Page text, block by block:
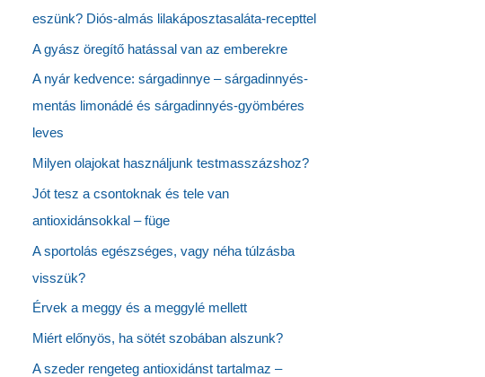
eszünk? Diós-almás lilakáposztasaláta-recepttel
A gyász öregítő hatással van az emberekre
A nyár kedvence: sárgadinnye – sárgadinnyés-
mentás limonádé és sárgadinnyés-gyömbéres
leves
Milyen olajokat használjunk testmasszázshoz?
Jót tesz a csontoknak és tele van
antioxidánsokkal – füge
A sportolás egészséges, vagy néha túlzásba
visszük?
Érvek a meggy és a meggylé mellett
Miért előnyös, ha sötét szobában alszunk?
A szeder rengeteg antioxidánst tartalmaz –